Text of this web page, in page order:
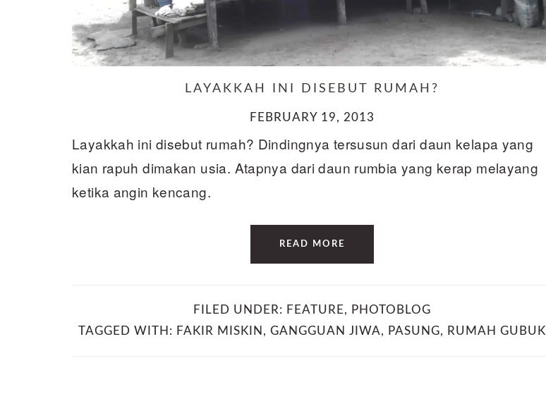
LAYAKKAH INI DISEBUT RUMAH?
FEBRUARY 19, 2013
Layakkah ini disebut rumah? Dindingnya tersusun dari daun kelapa yang
kian rapuh dimakan usia. Atapnya dari daun rumbia yang kerap melayang
ketika angin kencang.
READ MORE
FILED UNDER: FEATURE, PHOTOBLOG
TAGGED WITH: FAKIR MISKIN , GANGGUAN JIWA, PASUNG, RUMAH GUBUK